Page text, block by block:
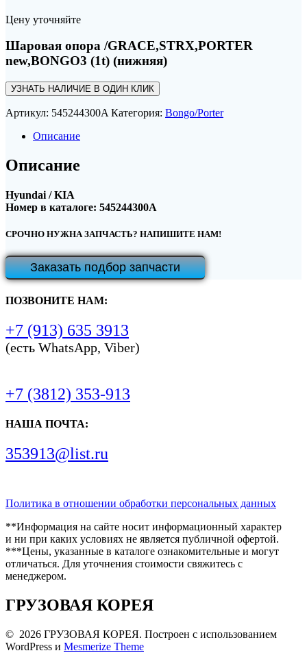
Цену уточняйте
Шаровая опора /GRACE,STRX,PORTER
new,BONGO3 (1t) (нижняя)
УЗНАТЬ НАЛИЧИЕ В ОДИН КЛИК
Артикул: 545244300A Категория: Bongo/Porter
Описание
Описание
Hyundai / KIA
Номер в каталоге: 545244300A
СРОЧНО НУЖНА ЗАПЧАСТЬ? НАПИШИТЕ НАМ!
Заказать подбор запчасти
ПОЗВОНИТЕ НАМ:
+7 (913) 635 3913
(есть WhatsApp, Viber)
+7 (3812) 353-913
НАША ПОЧТА:
353913@list.ru
Политика в отношении обработки персональных данных
**Информация на сайте носит информационный характер
и ни при каких условиях не является публичной офертой.
***Цены, указанные в каталоге ознакомительные и могут
отличаться. Для уточнения стоимости свяжитесь с
менеджером.
ГРУЗОВАЯ КОРЕЯ
© 2026 ГРУЗОВАЯ КОРЕЯ. Построен с использованием
WordPress и Mesmerize Theme